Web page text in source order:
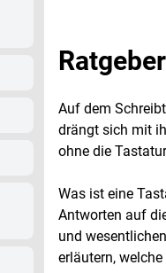
Auf dem
drängt sich mit
ohne die
Was ist eine
Antworten auf
und
erläutern,